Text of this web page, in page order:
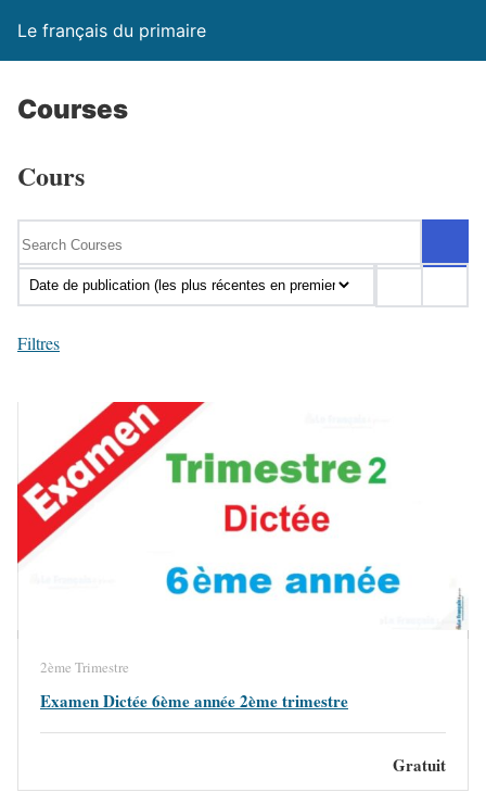
Le français du primaire
Courses
Cours
Filtres
2ème Trimestre
Examen Dictée 6ème année 2ème trimestre
Gratuit